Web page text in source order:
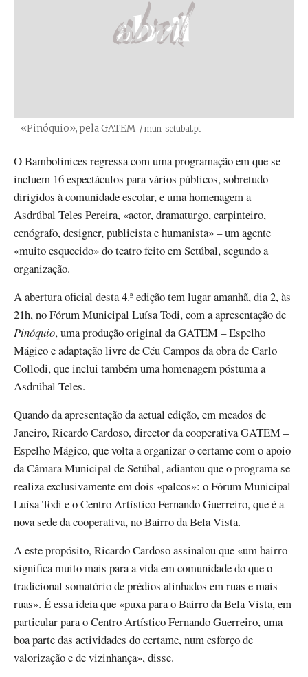
«Pinóquio», pela GATEM Créditos
/ mun-setubal.pt
O Bambolinices regressa com uma programação em que se
incluem 16 espectáculos para vários públicos, sobretudo
dirigidos à comunidade escolar, e uma homenagem a
Asdrúbal Teles Pereira, «actor, dramaturgo, carpinteiro,
cenógrafo, designer, publicista e humanista» – um agente
«muito esquecido» do teatro feito em Setúbal, segundo a
organização.
A abertura oficial desta 4.ª edição tem lugar amanhã, dia 2, às
21h, no Fórum Municipal Luísa Todi, com a apresentação de
Pinóquio, uma produção original da GATEM – Espelho
Mágico e adaptação livre de Céu Campos da obra de Carlo
Collodi, que inclui também uma homenagem póstuma a
Asdrúbal Teles.
Quando da apresentação da actual edição, em meados de
Janeiro, Ricardo Cardoso, director da cooperativa GATEM –
Espelho Mágico, que volta a organizar o certame com o apoio
da Câmara Municipal de Setúbal, adiantou que o programa se
realiza exclusivamente em dois «palcos»: o Fórum Municipal
Luísa Todi e o Centro Artístico Fernando Guerreiro, que é a
nova sede da cooperativa, no Bairro da Bela Vista.
A este propósito, Ricardo Cardoso assinalou que «um bairro
significa muito mais para a vida em comunidade do que o
tradicional somatório de prédios alinhados em ruas e mais
ruas». É essa ideia que «puxa para o Bairro da Bela Vista, em
particular para o Centro Artístico Fernando Guerreiro, uma
boa parte das actividades do certame, num esforço de
valorização e de vizinhança», disse.